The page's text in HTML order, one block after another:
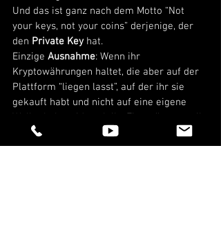
Und das ist ganz nach dem Motto “Not
your keys, not your coins” derjenige, der
den Private Key hat.
Einzige Ausnahme: Wenn ihr
Kryptowährungen haltet, die aber auf der
Plattform “liegen lasst”, auf der ihr sie
gekauft habt und nicht auf eine eigene
Wallet holt, seid auch ihr Eigentümer, weil
Plattform eure Private Keys auf eure
Anweisung hin verwaltet und einsetzt.